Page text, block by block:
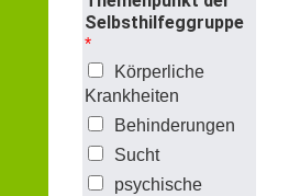
Selbsthilfeggruppe
*
Körperliche
Krankheiten
Behinderungen
Sucht
psychische